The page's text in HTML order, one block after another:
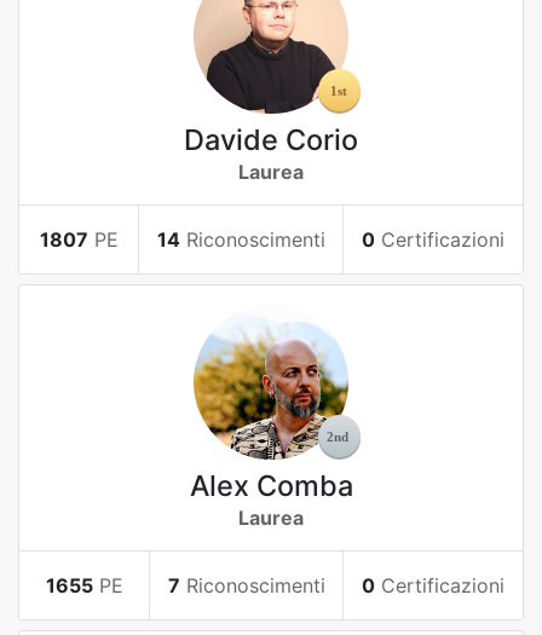
Davide Corio
Laurea
1807 PE 14 Riconoscimenti 0 Certificazioni
Alex Comba
Laurea
1655 PE 7 Riconoscimenti 0 Certificazioni